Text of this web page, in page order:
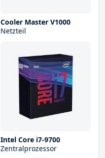
Cooler Master V1000
Netzteil
Intel Core i7-9700
Zentralprozessor